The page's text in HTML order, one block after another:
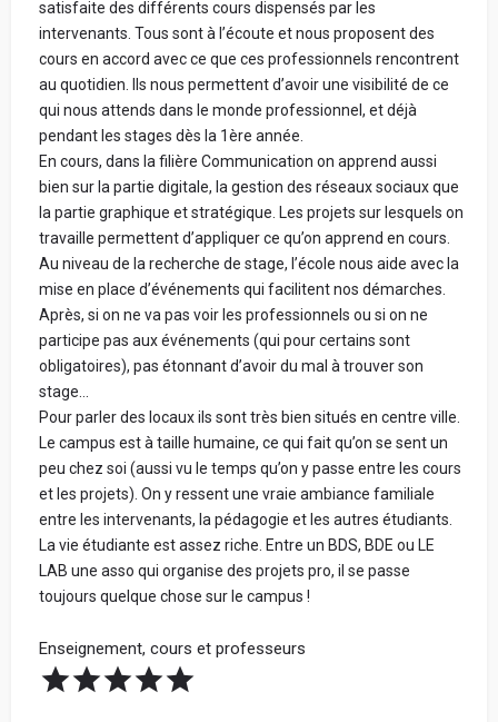
satisfaite des différents cours dispensés par les
intervenants. Tous sont à l’écoute et nous proposent des
cours en accord avec ce que ces professionnels rencontrent
au quotidien. Ils nous permettent d’avoir une visibilité de ce
qui nous attends dans le monde professionnel, et déjà
pendant les stages dès la 1ère année.
En cours, dans la filière Communication on apprend aussi
bien sur la partie digitale, la gestion des réseaux sociaux que
la partie graphique et stratégique. Les projets sur lesquels on
travaille permettent d’appliquer ce qu’on apprend en cours.
Au niveau de la recherche de stage, l’école nous aide avec la
mise en place d’événements qui facilitent nos démarches.
Après, si on ne va pas voir les professionnels ou si on ne
participe pas aux événements (qui pour certains sont
obligatoires), pas étonnant d’avoir du mal à trouver son
stage…
Pour parler des locaux ils sont très bien situés en centre ville.
Le campus est à taille humaine, ce qui fait qu’on se sent un
peu chez soi (aussi vu le temps qu’on y passe entre les cours
et les projets). On y ressent une vraie ambiance familiale
entre les intervenants, la pédagogie et les autres étudiants.
La vie étudiante est assez riche. Entre un BDS, BDE ou LE
LAB une asso qui organise des projets pro, il se passe
toujours quelque chose sur le campus !
Enseignement, cours et professeurs